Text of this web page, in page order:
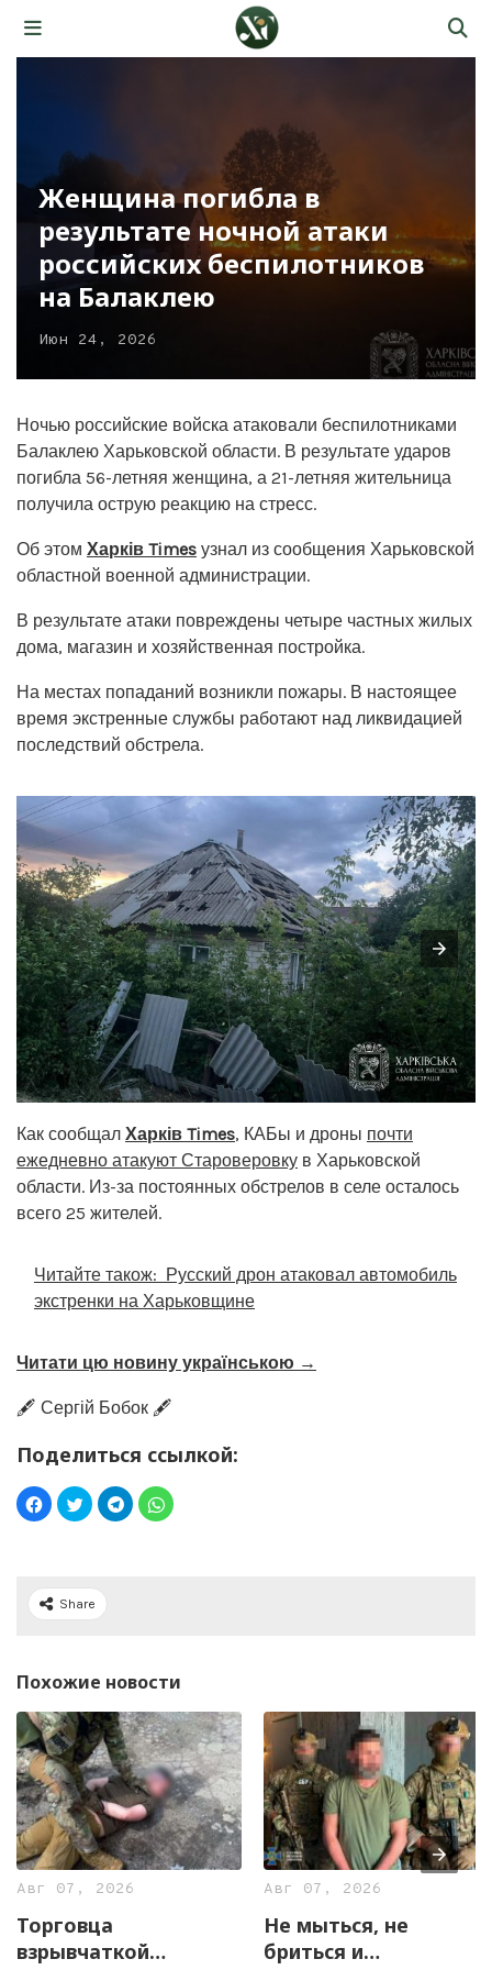
Женщина погибла в
результате ночной атаки
российских беспилотников
на Балаклею
Июн 24, 2026
Ночью российские войска атаковали беспилотниками
Балаклею Харьковской области. В результате ударов
погибла 56-летняя женщина, а 21-летняя жительница
получила острую реакцию на стресс.
Об этом Харків Times узнал из сообщения Харьковской
областной военной администрации.
В результате атаки повреждены четыре частных жилых
дома, магазин и хозяйственная постройка.
На местах попаданий возникли пожары. В настоящее
время экстренные службы работают над ликвидацией
последствий обстрела.
Как сообщал Харків Times, КАБы и дроны почти
ежедневно атакуют Староверовку в Харьковской
области. Из-за постоянных обстрелов в селе осталось
всего 25 жителей.
Читайте також: Русский дрон атаковал автомобиль
экстренки на Харьковщине
Читати цю новину українською →
🖋️ Сергій Бобок 🖋️
Поделиться ссылкой:
Share
Похожие новости
Авг 07, 2026
Торговца
взрывчаткой
Авг 07, 2026
Не мыться, не
бриться и